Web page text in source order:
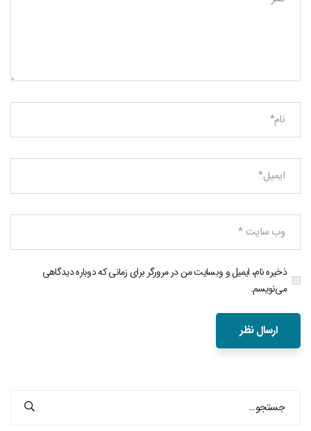
ذخیره نام، ایمیل و وبسایت من در مرورگر برای زمانی که دوباره دیدگاهی
می‌نویسم.